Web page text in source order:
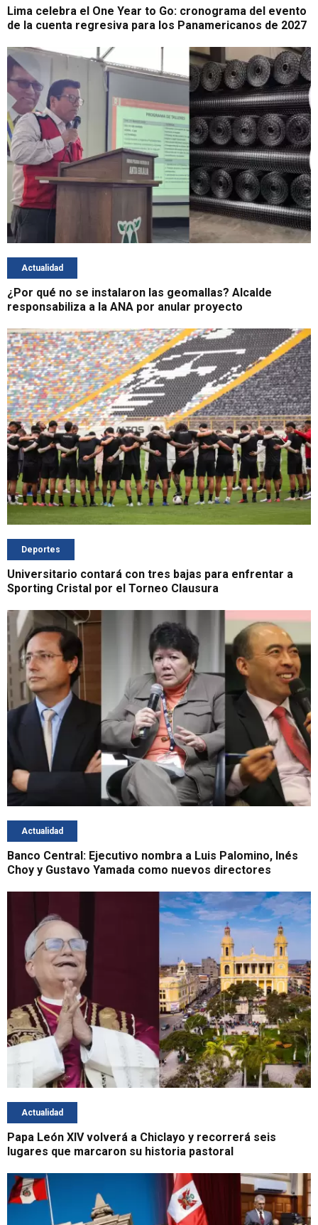
Lima celebra el One Year to Go: cronograma del evento
de la cuenta regresiva para los Panamericanos de 2027
Actualidad
¿Por qué no se instalaron las geomallas? Alcalde
responsabiliza a la ANA por anular proyecto
Deportes
Universitario contará con tres bajas para enfrentar a
Sporting Cristal por el Torneo Clausura
Actualidad
Banco Central: Ejecutivo nombra a Luis Palomino, Inés
Choy y Gustavo Yamada como nuevos directores
Actualidad
Papa León XIV volverá a Chiclayo y recorrerá seis
lugares que marcaron su historia pastoral